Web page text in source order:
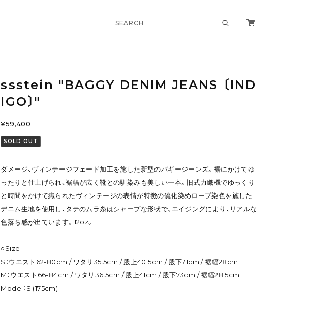
ssstein "BAGGY DENIM JEANS 〔IND
IGO〕"
¥59,400
SOLD OUT
ダメージ、ヴィンテージフェード加工を施した新型のバギージーンズ。裾にかけてゆ
ったりと仕上げられ、裾幅が広く靴との馴染みも美しい一本。旧式力織機でゆっくり
と時間をかけて織られたヴィンテージの表情が特徴の硫化染めロープ染色を施した
デニム生地を使用し、タテのムラ糸はシャープな形状で、エイジングにより、リアルな
色落ち感が出ています。12oz。
○Size
S：ウエスト62-80cm / ワタリ35.5cm / 股上40.5cm / 股下71cm / 裾幅28cm
M：ウエスト66-84cm / ワタリ36.5cm / 股上41cm / 股下73cm / 裾幅28.5cm
Model：S (175cm)